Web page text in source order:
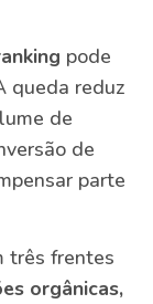
pode
queda reduz
de
de
parte
três frentes
orgânicas,